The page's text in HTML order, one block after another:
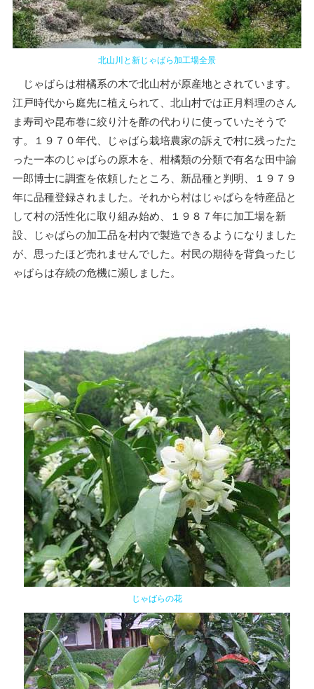
北山川と新じゃばら加工場全景
じゃばらは柑橘系の木で北山村が原産地とされています。
江戸時代から庭先に植えられて、北山村では正月料理のさん
ま寿司や昆布巻に絞り汁を酢の代わりに使っていたそうで
す。１９７０年代、じゃばら栽培農家の訴えで村に残ったた
った一本のじゃばらの原木を、柑橘類の分類で有名な田中諭
一郎博士に調査を依頼したところ、新品種と判明、１９７９
年に品種登録されました。それから村はじゃばらを特産品と
して村の活性化に取り組み始め、１９８７年に加工場を新
設、じゃばらの加工品を村内で製造できるようになりました
が、思ったほど売れませんでした。村民の期待を背負ったじ
ゃばらは存続の危機に瀕しました。
じゃばらの花